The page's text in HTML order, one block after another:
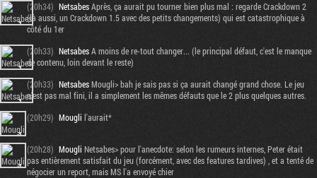
(20h34) NetsabesAprès, ça aurait pu tourner bien plus mal : regarde Crackdown 2
(là aussi, un Crackdown 1.5 avec des petits changements) qui est catastrophique à
côté du 1er
(20h33) NetsabesA moins de re-tout changer... (le principal défaut, c'est le manque
de contenu, loin devant le reste)
(20h33) NetsabesMougli> bah je sais pas si ça aurait changé grand chose. Le jeu
n'est pas mal fini, il a simplement les mêmes défauts que le 2 plus quelques autres.
(20h29) Mougli l'aurait*
(20h28) Mougli Netsabes> pour l'anecdote: selon les rumeurs internes, Peter était
pas entièrement satisfait du jeu (forcément, avec des features tardives) , et a tenté de
négocier un report, mais MS l'a envoyé chier